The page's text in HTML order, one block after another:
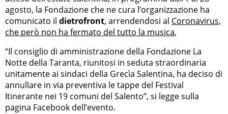
agosto, la Fondazione che ne cura l’organizzazione ha
comunicato il dietrofront, arrendendosi al Coronavirus,
che però non ha fermato del tutto la musica,
“Il consiglio di amministrazione della Fondazione La
Notte della Taranta, riunitosi in seduta straordinaria
unitamente ai sindaci della Grecìa Salentina, ha deciso di
annullare in via preventiva le tappe del Festival
Itinerante nei 19 comuni del Salento”, si legge sulla
pagina Facebook dell’evento.